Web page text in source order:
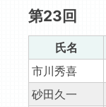
第23回
氏名
市川秀喜
砂田久一